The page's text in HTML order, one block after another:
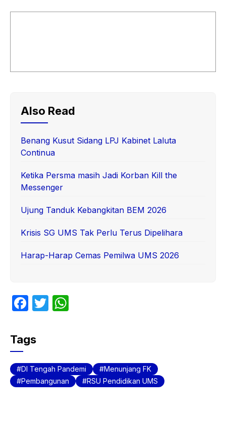
Also Read
Benang Kusut Sidang LPJ Kabinet Laluta
Continua
Ketika Persma masih Jadi Korban Kill the
Messenger
Ujung Tanduk Kebangkitan BEM 2026
Krisis SG UMS Tak Perlu Terus Dipelihara
Harap-Harap Cemas Pemilwa UMS 2026
F
c
e
b
o
T
A
p
Tags
DI Tengah Pandemi
Menunjang FK
Pembangunan
RSU Pendidikan UMS